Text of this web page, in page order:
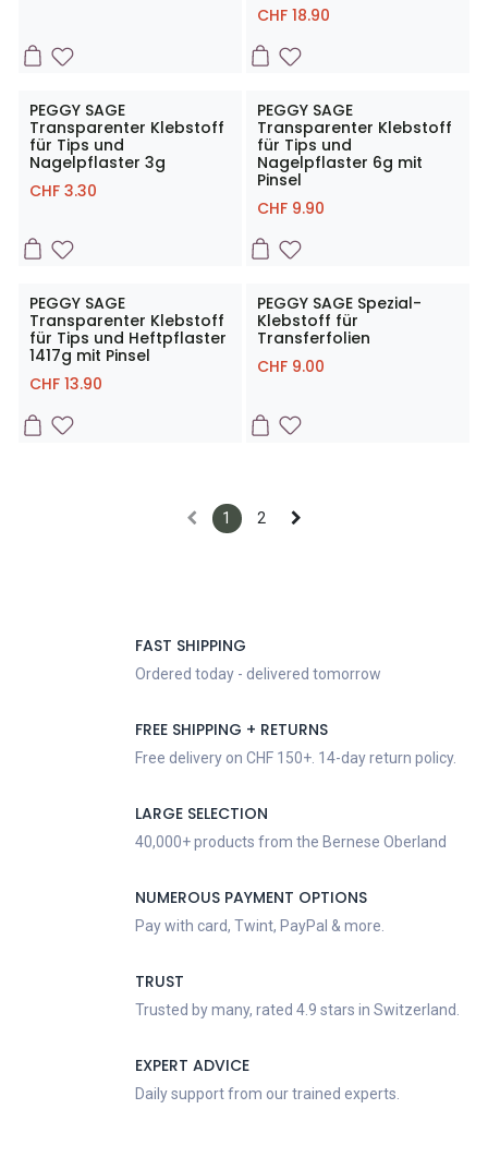
CHF 18.90
PEGGY SAGE
Transparenter Klebstoff
für Tips und
Nagelpflaster 3g
CHF 3.30
PEGGY SAGE
Transparenter Klebstoff
für Tips und
Nagelpflaster 6g mit
Pinsel
CHF 9.90
PEGGY SAGE
Transparenter Klebstoff
für Tips und Heftpflaster
1417g mit Pinsel
CHF 13.90
PEGGY SAGE Spezial-
Klebstoff für
Transferfolien
CHF 9.00
1 2
FAST SHIPPING
Ordered today - delivered tomorrow
FREE SHIPPING + RETURNS
Free delivery on CHF 150+. 14-day return policy.
LARGE SELECTION
40,000+ products from the Bernese Oberland
NUMEROUS PAYMENT OPTIONS
Pay with card, Twint, PayPal & more.
TRUST
Trusted by many, rated 4.9 stars in Switzerland.
EXPERT ADVICE
Daily support from our trained experts.